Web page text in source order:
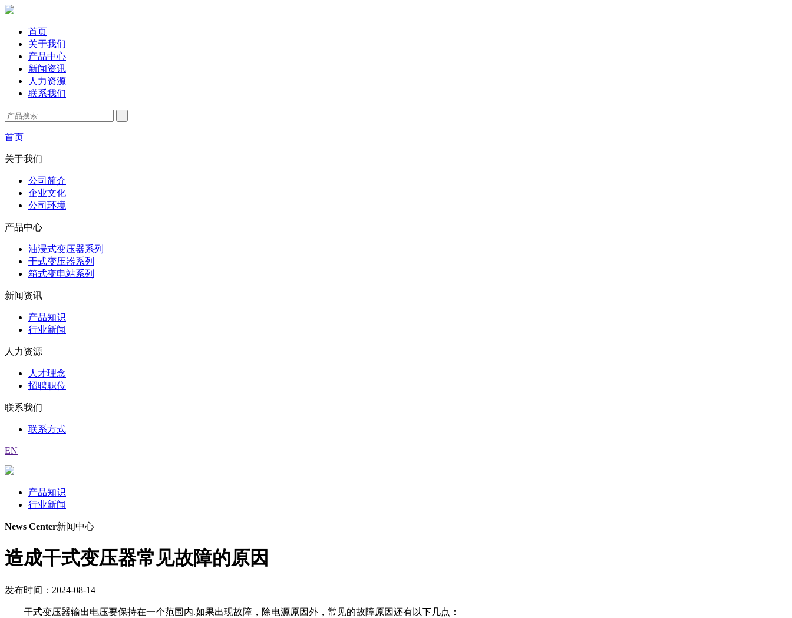
首页
关于我们
产品中心
新闻资讯
人力资源
联系我们
首页
关于我们
公司简介
企业文化
公司环境
产品中心
油浸式变压器系列
干式变压器系列
箱式变电站系列
新闻资讯
产品知识
行业新闻
人力资源
人才理念
招聘职位
联系我们
联系方式
EN
产品知识
行业新闻
News Center新闻中心
造成干式变压器常见故障的原因
发布时间：2024-08-14
干式变压器输出电压要保持在一个范围内.如果出现故障，除电源原因外，常见的故障原因还有以下几点：